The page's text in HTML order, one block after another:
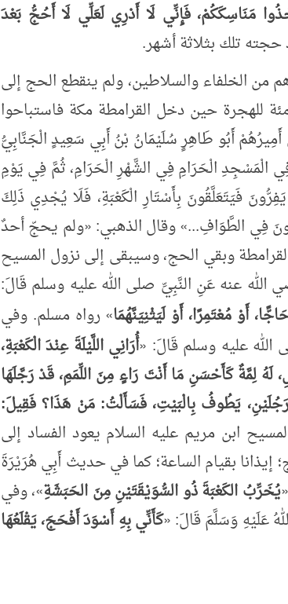
مَنَاسِكَكُمْ، فَإِنِّي لَا أَدْرِي لَعَلِّي لَا أَحُجُّ بَعْدَ
حجته تلك بثلاثة أشهر.
من الخلفاء والسلاطين، ولم ينقطع الحج إلى
للهجرة حين دخل القرامطة مكة فاستباحوا
أَبُو طَاهِرٍ سُلَيْمَانُ بْنُ أَبِي سَعِيدٍ الْجَنَّابِيُّ
الْمَسْجِدِ الْحَرَامِ فِي الشَّهْرِ الْحَرَامِ، ثُمَّ فِي يَوْمِ
فَيَتَعَلَّقُونَ بِأَسْتَارِ الْكَعْبَةِ، فَلَا يُجْدِي ذَلِكَ
فِي الطَّوَافِ...»وقال الذهبي:«ولم يحجّ أحدٌ
وبقي الحج، وسيبقى إلى نزول المسيح
الله عنه عَنِ النَّبِيِّ صلى الله عليه وسلم قَالَ:
أَوْ مُعْتَمِرًا، أَوْ لَيَثْنِيَنَّهُمَا»رواه مسلم. وفي
عليه وسلم قَالَ: «أُرَانِياللَّيْلَةَعِنْدَالْكَعْبَةِ،
لِمَّةٌ كَأَحْسَنِ مَا أَنْتَ رَاءٍ مِنَ اللِّمَمِ، قَدْ رَجَّلَهَا
يَطُوفُ بِالْبَيْتِ، فَسَأَلْتُ: مَنْ هَذَا؟ فَقِيلَ:
ابن مريم عليه السلام يعود الفساد إلى
بقيام الساعة؛ كما فيحديث أَبِي هُرَيْرَةَ
«يُخَرِّبُ الكَعْبَةَ ذُو السُّوَيْقَتَيْنِ مِنَ الحَبَشَةِ»، وفي
عَلَيْهِ وَسَلَّمَ قَالَ:«كَأَنِّي بِهِ أَسْوَدَ أَفْحَجَ، يَقْلَعُهَا